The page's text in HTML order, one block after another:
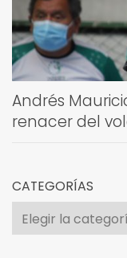
Andrés
renacer del
CATEGORÍAS
Categorías